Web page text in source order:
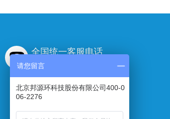
全国统一客服电话
400-006-2276
请您留言
北京邦源环科技股份有限公司400-0
06-2276